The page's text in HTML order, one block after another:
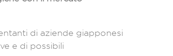
di aziende giapponesi
e di possibili